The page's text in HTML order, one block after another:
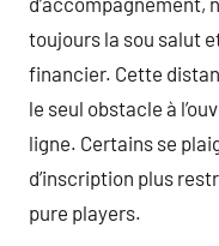
toujours la sou salut
financier. Cette
le seul obstacle à
ligne. Certains se
d’inscription plus
pure players.